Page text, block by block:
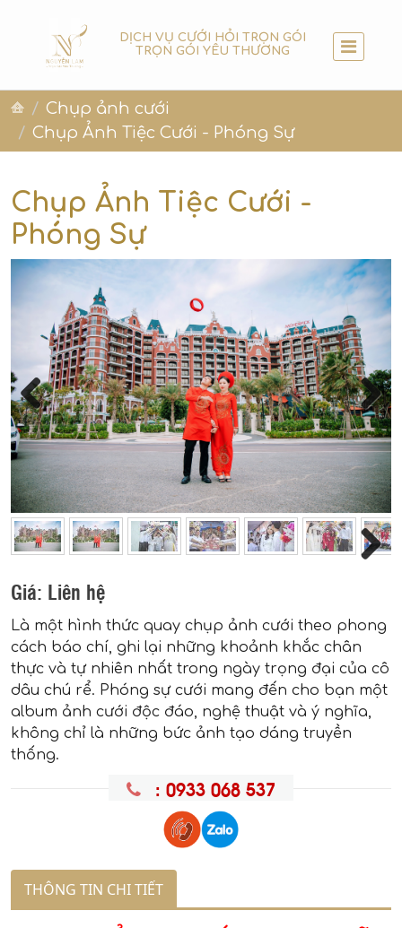
DỊCH VỤ CƯỚI HỎI TRỌN GÓI
TRỌN GÓI YÊU THƯƠNG
Chụp ảnh cưới
Chụp Ảnh Tiệc Cưới - Phóng Sự
Chụp Ảnh Tiệc Cưới -
Phóng Sự
Previous Next
Giá: Liên hệ
Là một hình thức quay chụp ảnh cưới theo phong
cách báo chí, ghi lại những khoảnh khắc chân
thực và tự nhiên nhất trong ngày trọng đại của cô
dâu chú rể. Phóng sự cưới mang đến cho bạn một
album ảnh cưới độc đáo, nghệ thuật và ý nghĩa,
không chỉ là những bức ảnh tạo dáng truyền
thống.
: 0933 068 537
THÔNG TIN CHI TIẾT